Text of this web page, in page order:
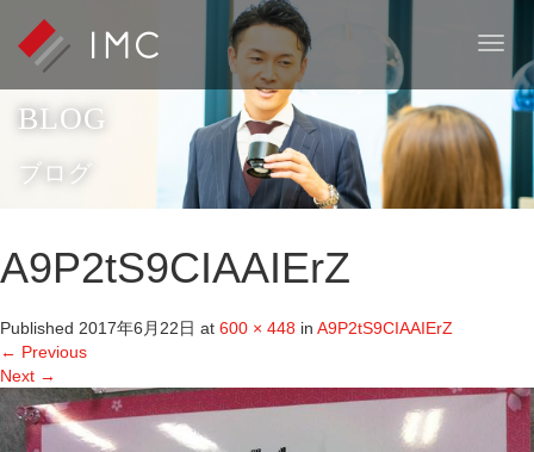
T
g
l
e
a
BLOG
ブログ
A9P2tS9CIAAIErZ
Published 2017年6月22日 at 600 × 448 in A9P2tS9CIAAIErZ
← Previous
Next →